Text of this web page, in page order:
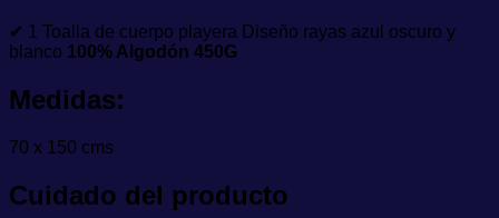
✔ 1 Toalla de cuerpo playera Diseño rayas azul oscuro y
blanco 100% Algodón 450G
Medidas:
70 x 150 cms
Cuidado del producto